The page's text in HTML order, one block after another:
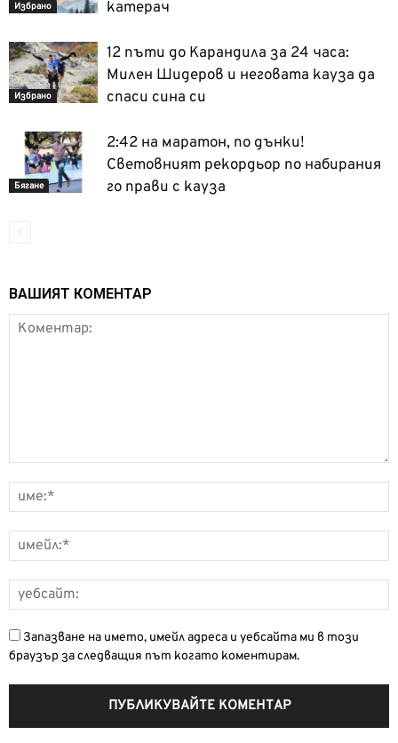
Избрано катерач
Избрано
12 пъти до Карандила за 24 часа:
Милен Шидеров и неговата кауза да
спаси сина си
Бягане
2:42 на маратон, по дънки!
Световният рекордьор по набирания
го прави с кауза
ВАШИЯТ КОМЕНТАР
Запазване на името, имейл адреса и уебсайта ми в този
браузър за следващия път когато коментирам.